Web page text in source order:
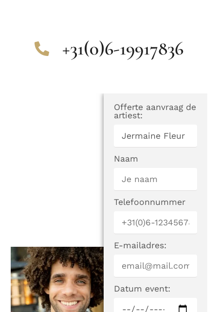
+31(0)6-19917836
Offerte aanvraag de
artiest:
Naam
Telefoonnummer
E-mailadres:
Datum event: